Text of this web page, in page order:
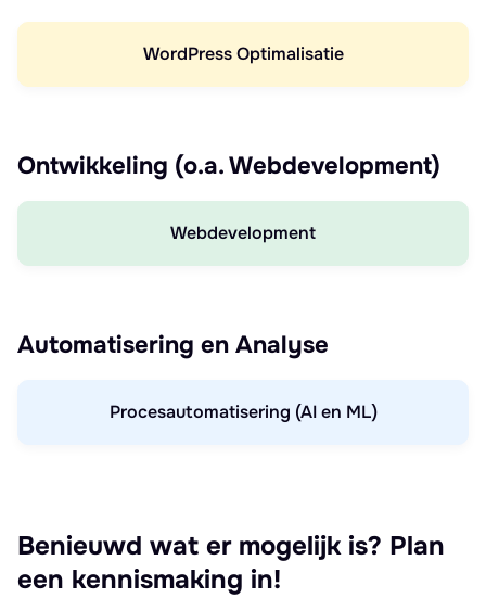
WordPress Optimalisatie
Ontwikkeling (o.a. Webdevelopment)
Webdevelopment
Automatisering en Analyse
Procesautomatisering (AI en ML)
Benieuwd wat er mogelijk is? Plan
een kennismaking in!